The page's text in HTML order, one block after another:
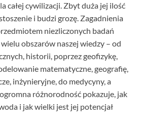
całej cywilizacji. Zbyt duża jej ilość
i budzi grozę. Zagadnienia
niezliczonych badań
obszarów naszej wiedzy – od
historii, poprzez geofizykę,
matematyczne, geografię,
inżynieryjne, do medycyny, a
różnorodność pokazuje, jak
i jak wielki jest jej potencjał